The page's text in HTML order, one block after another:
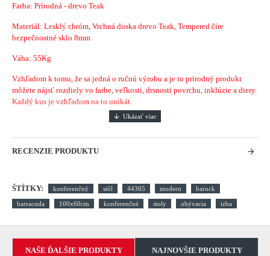
Farba: Prírodná - drevo Teak
Materiál: Lesklý chróm, Vrchná doska drevo Teak, Tempered číre
bezpečnostné sklo 8mm
Váha: 55Kg
Vzhľadom k tomu, že sa jedná o ručnú výrobu a je to prírodný produkt
môžete nájsť rozdiely vo farbe, veľkosti, drsnosti povrchu, inklúzie a diery.
Každý kus je vzhľadom na to unikát.
RECENZIE PRODUKTU
ŠTÍTKY: konferenčný stôl 44365 modern barock
barracuda 100x60cm konferenčné stoly obývacia izba
NAŠE ĎALŠIE PRODUKTY NAJNOVŠIE PRODUKTY